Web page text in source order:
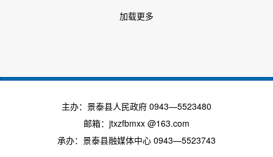
加载更多
主办：景泰县人民政府 0943—5523480
邮箱：jtxzfbmxx @163.com
承办：景泰县融媒体中心 0943—5523743